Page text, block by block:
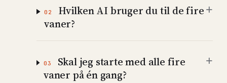
02
Hvilken AI bruger du til de fire
vaner?
+
03
Skal jeg starte med alle fire
vaner på én gang?
+